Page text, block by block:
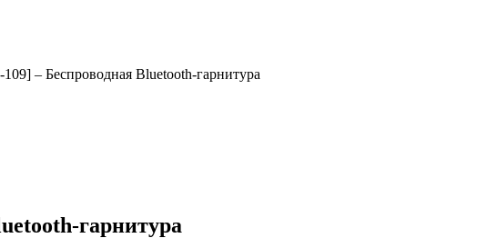
– Беспроводная Bluetooth-гарнитура
гарнитура